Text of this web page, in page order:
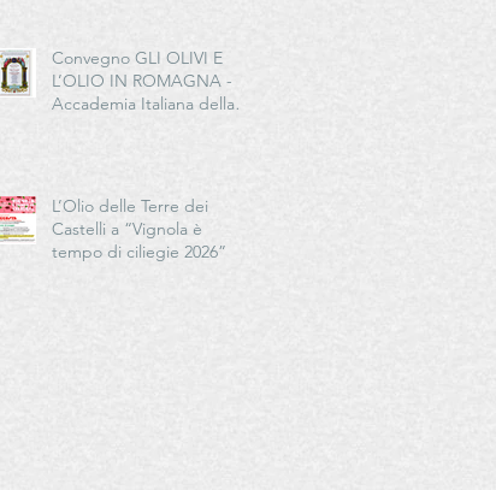
Convegno GLI OLIVI E
L’OLIO IN ROMAGNA -
Accademia Italiana della
L’Olio delle Terre dei
Castelli a “Vignola è
tempo di ciliegie 2026”